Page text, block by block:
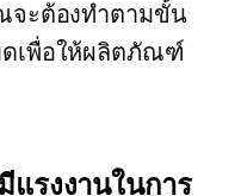
จะต้องทำตามขั้น
ดเพื่อให้ผลิตภัณฑ์
รงงานในการ